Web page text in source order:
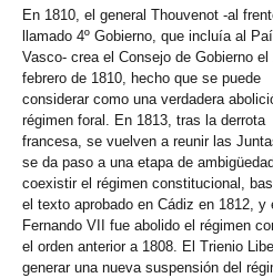
En 1810, el general Thouvenot -al
llamado 4º Gobierno, que incluía al
Vasco- crea el Consejo de Gobierno el
febrero de 1810, hecho que se puede
considerar como una verdadera
régimen foral. En 1813, tras la derrota
francesa, se vuelven a reunir las
se da paso a una etapa de
coexistir el régimen constitucional,
el texto aprobado en Cádiz en 1812,
Fernando VII fue abolido el régimen
el orden anterior a 1808. El Trienio
generar una nueva suspensión del